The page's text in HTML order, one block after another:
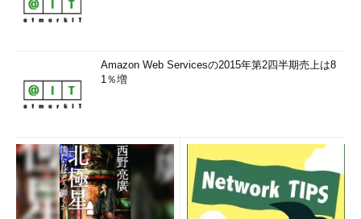
また、Office 2013バージョンのOffice 365 ProPlusを実行して
りました。「Officeの更新」をクリックすると、Office 2016への
アップグレードを開始できます（
Amazon Web Servicesの2015年第2四半期売上は8
1％増